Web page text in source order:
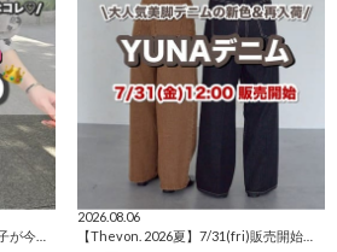
2026.08.06
【Thevon. 2026夏】7/31(fri)販売開始🔔YUNAデニム新色&新サイズ登場🌷